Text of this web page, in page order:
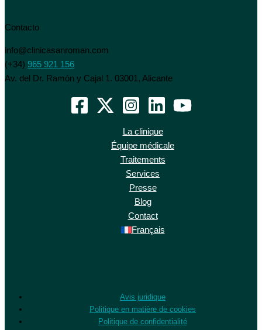
Contacto
info@clinicasanroman.com
(+34) 965 921 156
Av. del Dr. Ramón y Cajal 1. 03001, Alicante
La clinique
Équipe médicale
Traitements
Services
Presse
Blog
Contact
Français
Avis juridique
Politique en matière de cookies
Politique de confidentialité